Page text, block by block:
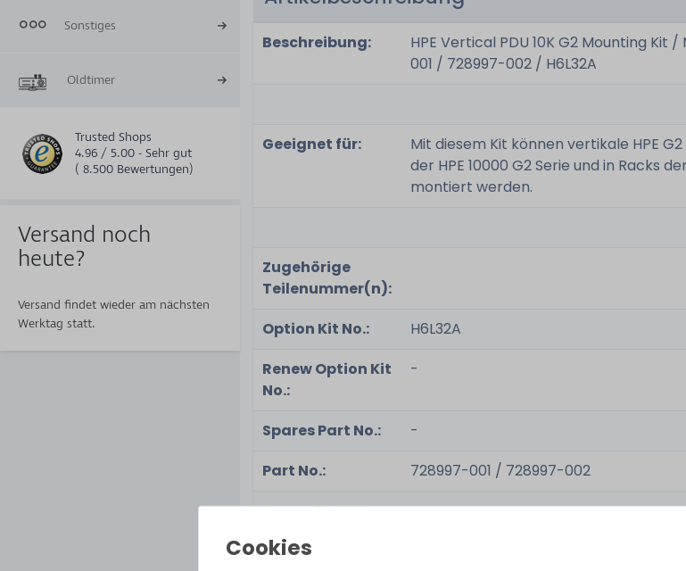
Sonstiges
Oldtimer
Trusted Shops
4.96 / 5.00 - Sehr gut
( 8.500 Bewertungen)
Versand noch
heute?
Versand findet wieder am nächsten
Werktag statt.
Beschreibung:
HPE Vertical PDU 10K G2 Mounting Kit
001 / 728997-002 / H6L32A
Geeignet für:
Mit diesem Kit können vertikale HPE
der HPE 10000 G2 Serie und in Racks
montiert werden.
Zugehörige
Teilenummer(n):
Option Kit No.:
H6L32A
Renew Option Kit
No.:
-
Spares Part No.:
-
Part No.:
728997-001 / 728997-002
Renew Part No.:
-
Assembly Part